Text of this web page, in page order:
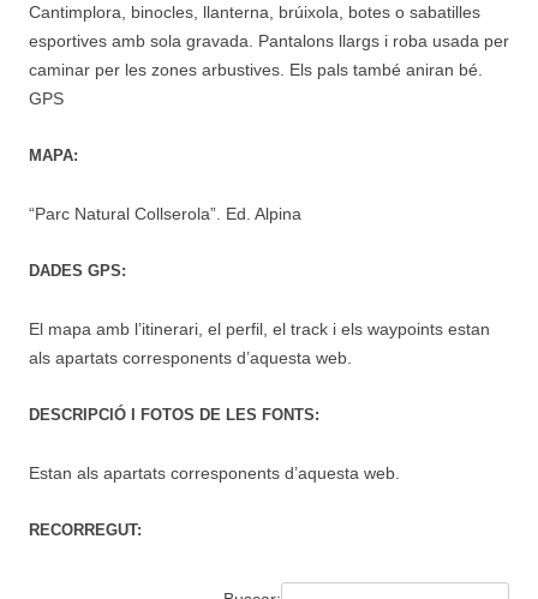
Cantimplora, binocles, llanterna, brúixola, botes o sabatilles
esportives amb sola gravada. Pantalons llargs i roba usada per
caminar per les zones arbustives. Els pals també aniran bé.
GPS
MAPA:
“Parc Natural Collserola”. Ed. Alpina
DADES GPS:
El mapa amb l’itinerari, el perfil, el track i els waypoints estan
als apartats corresponents d’aquesta web.
DESCRIPCIÓ I FOTOS DE LES FONTS:
Estan als apartats corresponents d’aquesta web.
RECORREGUT: